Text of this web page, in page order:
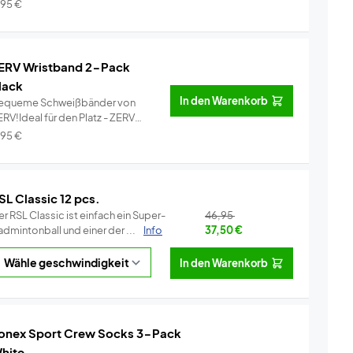
€
Wristband 2-Pack
Schweißbänder von
für den Platz - ZERV
€
In den Warenkorb
Classic 12 pcs.
RSL Classic ist einfach ein Super-
und einer der ...
Info
46,95
37,50€
In den Warenkorb
Sport Crew Socks 3-Pack